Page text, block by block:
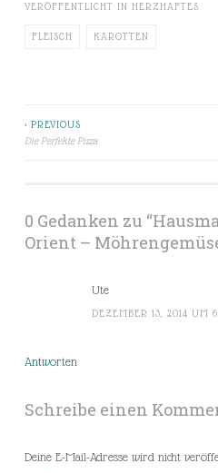
VERÖFFENTLICHT IN HERZHAFTES
FLEISCH KAROTTEN
Beitragsnavigation
< PREVIOUS
Die Perfekte Pizza
0 Gedanken zu “
Orient –
Ute
DEZEMBER 13, 2014 UM
Antworten
Schreibe einen
Deine E-Mail-Adresse wird nicht